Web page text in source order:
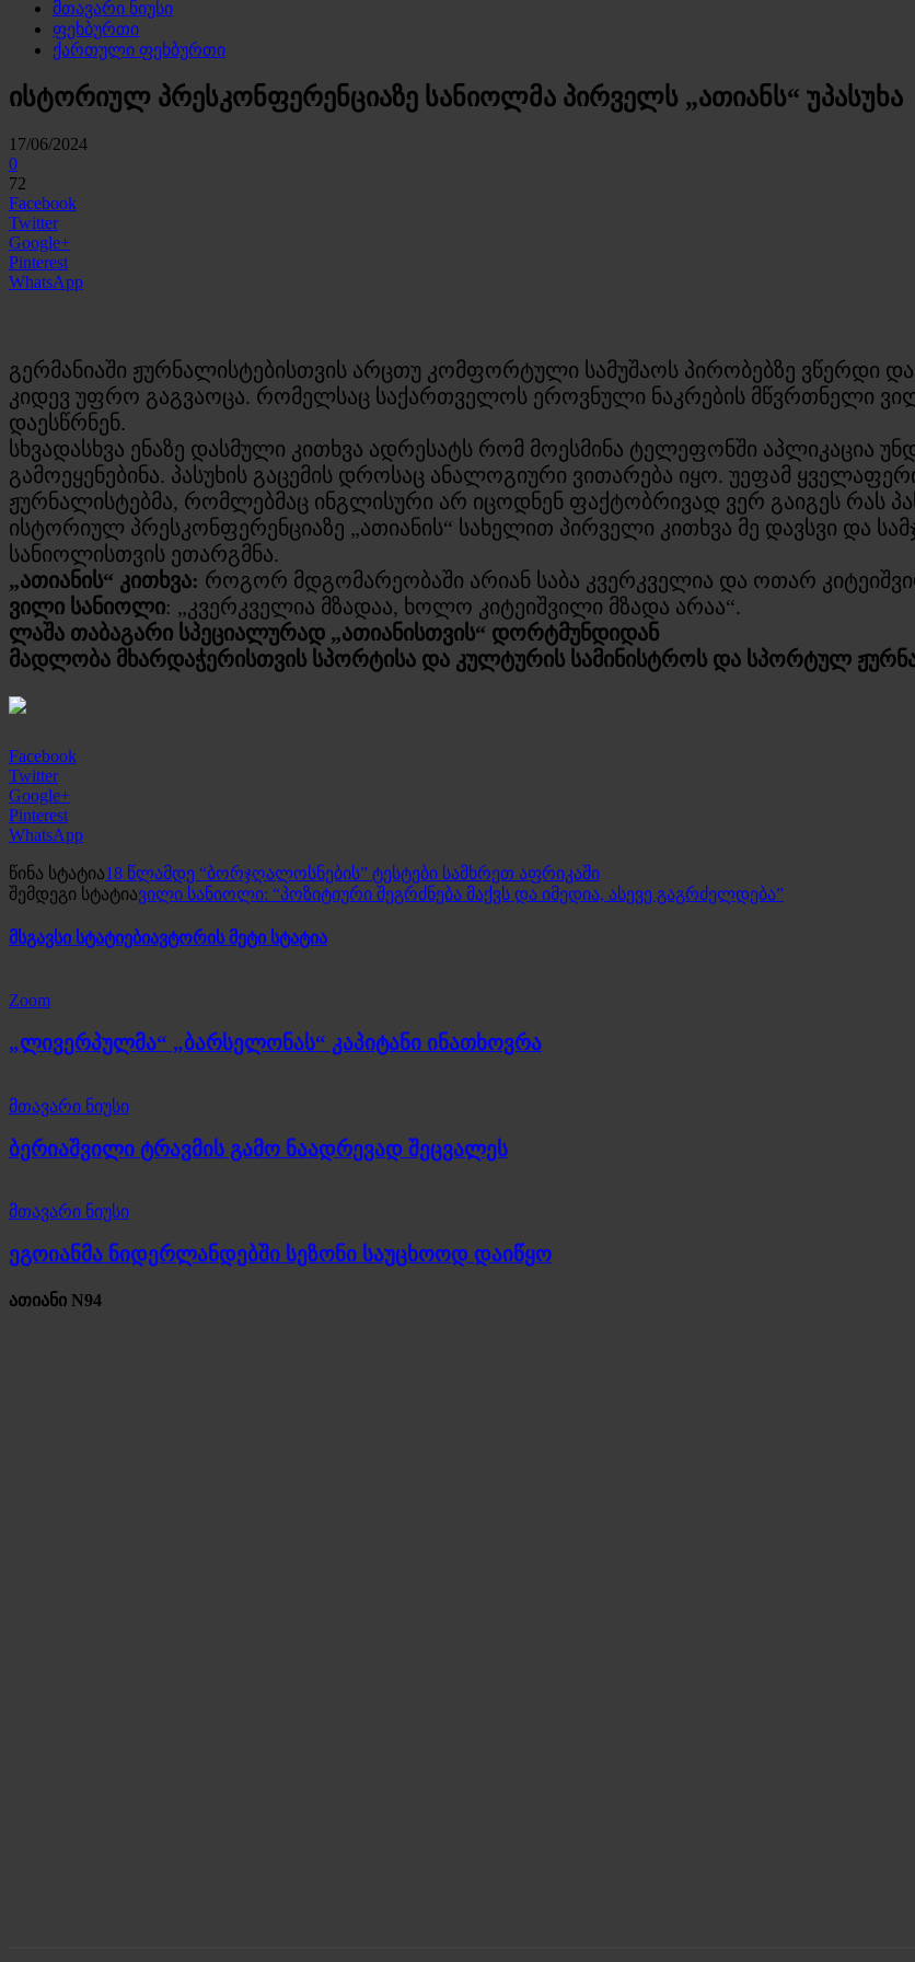
მთავარი ნიუსი
ფეხბურთი
ქართული ფეხბურთი
ისტორიულ პრესკონფერენციაზე სანიოლმა პირველს „ათიანს“ უპასუხა
17/06/2024
0
72
Facebook
Twitter
Google+
Pinterest
WhatsApp
გერმანიაში ჟურნალისტებისთვის არცთუ კომფორტული სამუშაოს პირობებზე ვწერდი
კიდევ უფრო გაგვაოცა. რომელსაც საქართველოს ეროვნული ნაკრების მწვრთნელი
დაესწრნენ.
სხვადასხვა ენაზე დასმული კითხვა ადრესატს რომ მოესმინა ტელეფონში აპლიკაცია
გამოეყენებინა. პასუხის გაცემის დროსაც ანალოგიური ვითარება იყო. უეფამ
ჟურნალისტებმა, რომლებმაც ინგლისური არ იცოდნენ ფაქტობრივად ვერ გაიგეს რას
ისტორიულ პრესკონფერენციაზე „ათიანის“ სახელით პირველი კითხვა მე დავსვი და
სანიოლისთვის ეთარგმნა.
„ათიანის“ კითხვა: როგორ მდგომარეობაში არიან საბა კვერკველია და ოთარ
ვილი სანიოლი: „კვერკველია მზადაა, ხოლო კიტეიშვილი მზადა არაა“.
ლაშა თაბაგარი სპეციალურად „ათიანისთვის“ დორტმუნდიდან
მადლობა მხარდაჭერისთვის სპორტისა და კულტურის სამინისტროს და სპორტულ
Facebook
Twitter
Google+
Pinterest
WhatsApp
წინა სტატია18 წლამდე “ბორჯღალოსნების” ტესტები სამხრეთ აფრიკაში
შემდეგი სტატიავილი სანიოლი: “პოზიტიური შეგრძნება მაქვს და იმედია, ასევე გაგრძელდება”
მსგავსი სტატიებიავტორის მეტი სტატია
Zoom
„ლივერპულმა“ „ბარსელონას“ კაპიტანი ინათხოვრა
მთავარი ნიუსი
ბერიაშვილი ტრავმის გამო ნაადრევად შეცვალეს
მთავარი ნიუსი
ეგოიანმა ნიდერლანდებში სეზონი საუცხოოდ დაიწყო
ათიანი N94